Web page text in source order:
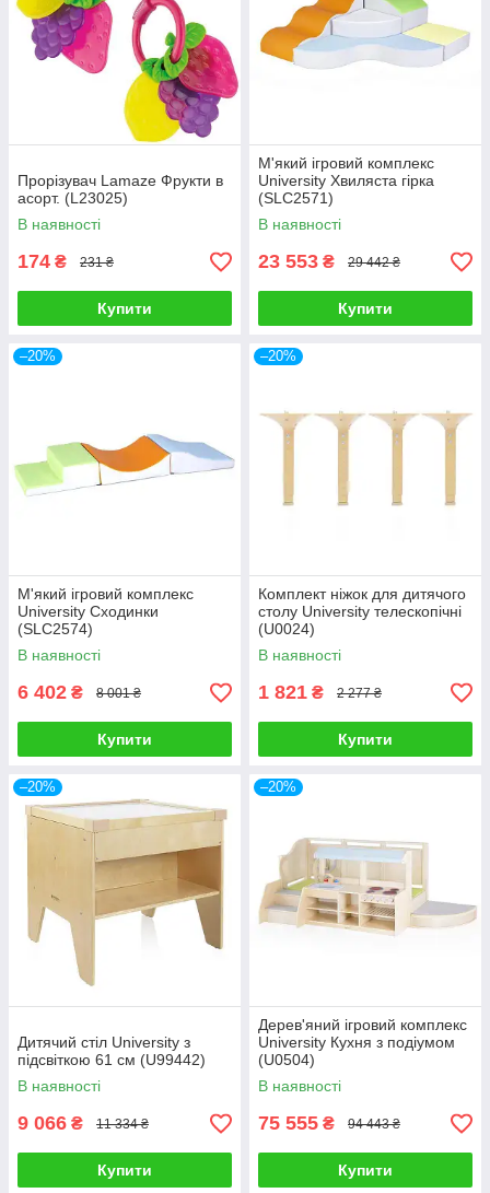
Прорізувач Lamaze Фрукти в
асорт. (L23025)
В наявності
174 ₴ 231 ₴
Купити
М'який ігровий комплекс
University Хвиляста гірка
(SLC2571)
В наявності
23 553 ₴ 29 442 ₴
Купити
–20%
М'який ігровий комплекс
University Сходинки
(SLC2574)
В наявності
6 402 ₴ 8 001 ₴
Купити
–20%
Комплект ніжок для дитячого
столу University телескопічні
(U0024)
В наявності
1 821 ₴ 2 277 ₴
Купити
–20%
Дитячий стіл University з
підсвіткою 61 см (U99442)
В наявності
9 066 ₴ 11 334 ₴
Купити
–20%
Дерев'яний ігровий комплекс
University Кухня з подіумом
(U0504)
В наявності
75 555 ₴ 94 443 ₴
Купити